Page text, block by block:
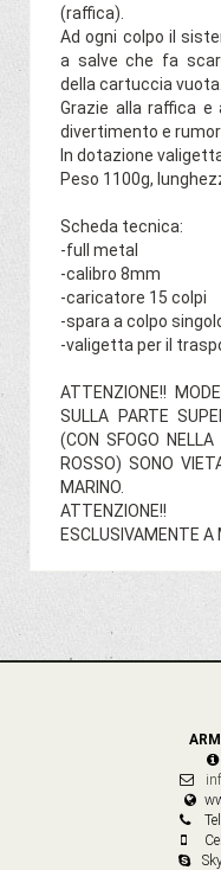
(raffica).
Ad ogni colpo il
a salve che fa
della cartuccia vuota.
Grazie alla raffica e
divertimento e
In dotazione
Peso 1100g,
Scheda tecnica:
-full metal
-calibro 8mm
-caricatore 15 colpi
-spara a colpo
-valigetta per il
ATTENZIONE!!
SULLA PARTE
(CON SFOGO
ROSSO) SONO
MARINO.
ESCLUSIVAMENTE A